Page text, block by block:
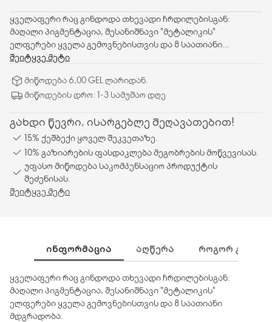
ყველაფერი რაც გინდოდა თხევადი ჩრდილებისგან:
მაღალი პიგმენტაცია, შესანიშნავი "მეტალიკის"
ელფერები ყველა გემოვნებისთვის და 8 საათიანი
მდგრადობა.
შეიტყვე მეტი
მიწოდება 6,00 GEL ლარიდან.
მიწოდების დრო: 1-3 სამუშაო დღე
გახდი წევრი, ისარგებლე შეღავათებით!
15% ქეშბექი ყოველ შეკვეთაზე.
10% გაზიარების ფასდაკლება მეგობრების მოწვევისას.
უფასო მიწოდება საკომპენსაციო პროდუქტის
შეძენისას.
შეიტყვე მეტი
ᲘᲜᲤᲝᲠᲛᲐᲪᲘᲐ ᲐᲦᲬᲔᲠᲐ ᲠᲝᲒᲝᲠ
ყველაფერი რაც გინდოდა თხევადი ჩრდილებისგან:
მაღალი პიგმენტაცია, შესანიშნავი "მეტალიკის"
ელფერები ყველა გემოვნებისთვის და 8 საათიანი
მდგრადობა.